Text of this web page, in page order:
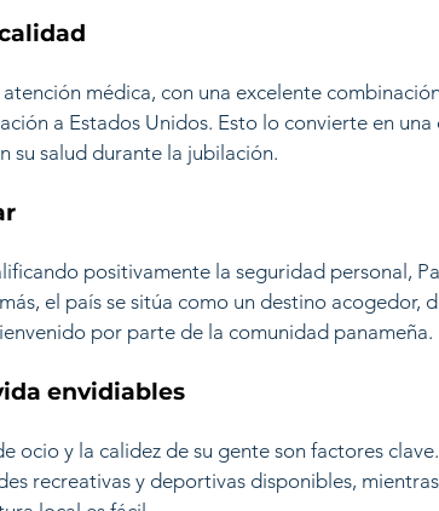
médica, con una excelente
a Estados Unidos. Esto lo convierte en
su salud durante la jubilación.
positivamente la seguridad personal,
el país se sitúa como un destino acogedor,
por parte de la comunidad panameña.
envidiables
ocio y la calidez de su gente son factores
recreativas y deportivas disponibles,